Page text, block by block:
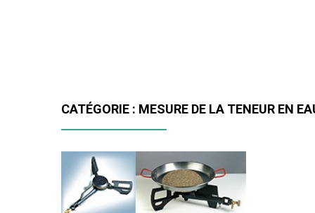
CATÉGORIE : MESURE DE LA TENEUR EN